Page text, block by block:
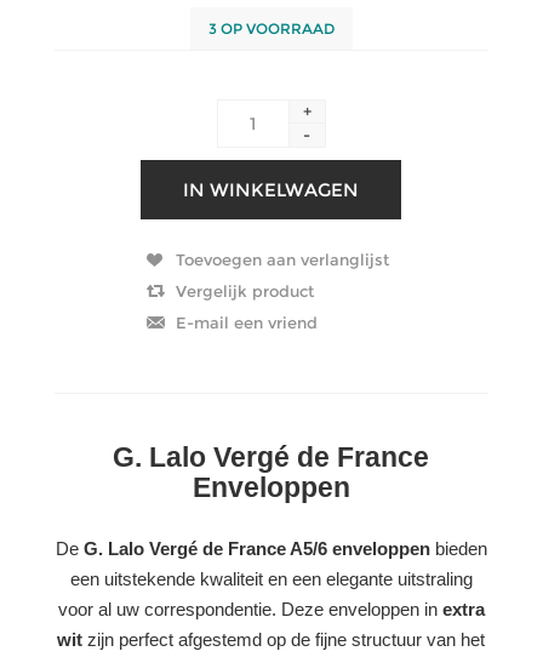
3 OP VOORRAAD
+
-
G. Lalo Vergé de France
Enveloppen
De G. Lalo Vergé de France A5/6 enveloppenbieden
een uitstekende kwaliteit en een elegante uitstraling
voor al uw correspondentie. Deze enveloppen in extra
wit zijn perfect afgestemd op de fijne structuur van het